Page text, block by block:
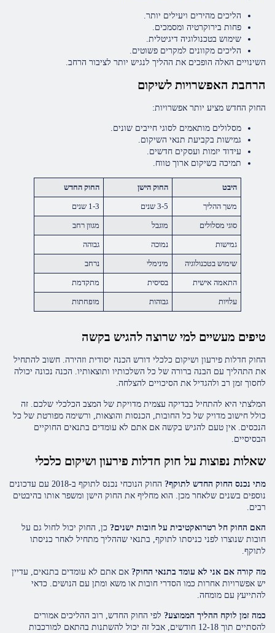
הליכים מהירים ויעילים יותר.
פחות בירוקרטיה ומסמכים.
שימוש בטכנולוגיה דיגיטלית.
הליכים מקוונים למקרים פשוטים.
השינויים האלה הופכים את ההליך לנגיש יותר לציבור הרחב.
הרחבת האפשרויות לשיקום
החוק החדש מציע יותר אפשרויות:
מסלולים מותאמים לסוגי חייבים שונים.
גמישות בקביעת תנאי השיקום.
עידוד יזמות ועסקים חדשים.
תמיכה בשיקום ארוך טווח.
היבט החוק הישן החוק החדש
משך ההליך 3-5 שנים 1-3 שנים
סוגי מסלולים מוגבל מגוון רחב
גמישות נמוכה גבוהה
שימוש בטכנולוגיה מינימלי נרחב
התאמה אישית בסיסית מתקדמת
עלויות גבוהות מופחתות
טיפים מעשיים למי שרוצה להגיש בקשה
החוק חדלות פירעון ושיקום כלכלי דורש הכנה יסודית וזהירה. חשוב להתחיל
את התהליך עם הבנה ברורה של כל השלכותיו ותוצאותיו. הכנה נכונה יכולה
לחסוך זמן רב ולהגדיל את הסיכויים להצלחה.
המלצתי היא להתחיל בבדיקה עצמית מדויקת של המצב הכלכלי שלכם. זה
כולל חישוב מדויק של כל החובות, הכנסות והוצאות, ורשימה מפורטת של כל
הנכסים. אין טעם להגיש בקשה אם אתם לא עומדים בתנאים החוקיים
הבסיסיים.
שאלות נפוצות על חוק חדלות פירעון ושיקום כלכלי
מתי נכנס החוק החדש לתוקף?
החוק הנוכחי נכנס לתוקף ב-2018 עם עדכונים
נוספים בשנים שלאחר מכן. הוא מחליף את החוק הישן ומשפר אותו בהיבטים
רבים.
האם החוק חל רטרואקטיבית על חובות ישנים? כן, החוק יכול לחול גם על
חובות שנוצרו לפני כניסתו לתוקף, בתנאי שההליך מתחיל לאחר כניסתו
לתוקף.
מה קורה אם אני לא עומד בתנאי החוק? אם אתם לא עומדים בתנאים, עדיין
יש אפשרויות אחרות כמו הסדרי חובות או משא ומתן עם הנושים. כדאי
להתייעץ עם מומחה.
כמה זמן לוקח ההליך הממוצע? לפי החוק החדש, רוב ההליכים אמורים
להסתיים תוך 12-18 חודשים, אבל זה יכול להשתנות בהתאם למורכבות